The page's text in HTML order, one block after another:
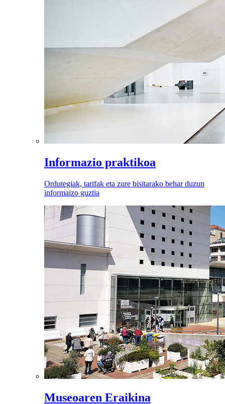
Informazio praktikoa
Ordutegiak, tarifak eta zure bisitarako behar duzun
informaizo guztia
Museoaren Eraikina